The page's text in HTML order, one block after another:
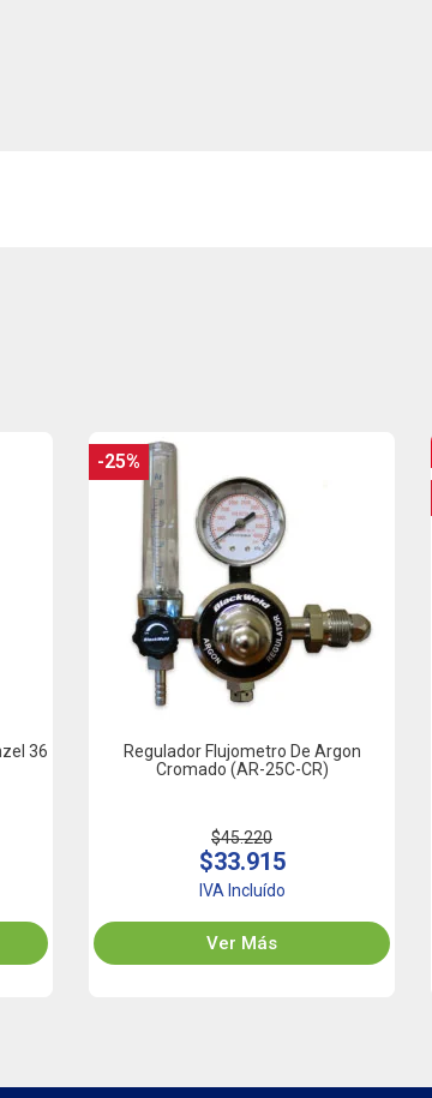
36
Regulador Flujometro De Argon
Cromado (AR-25C-CR)
$45.220
$33.915
IVA Incluído
Ver Más
-25%